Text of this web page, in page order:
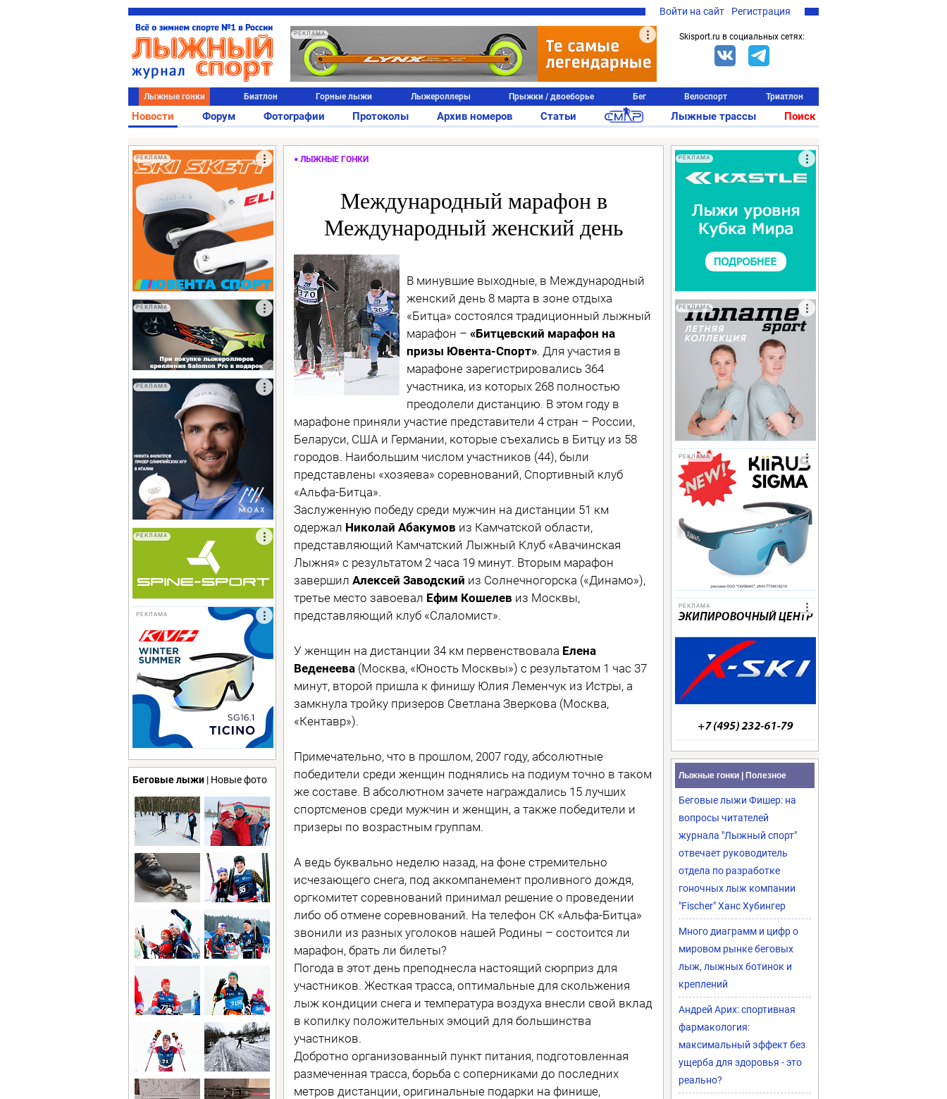
Войти на сайт Регистрация
РЕКЛАМА Skisport.ru в социальных сетях:
Лыжные гонки Биатлон Горные лыжи Лыжероллеры Прыжки / двоеборье Бег Велоспорт Триатлон
Новости Форум Фотографии Протоколы Архив номеров Статьи Лыжные трассы Поиск
РЕКЛАМА
РЕКЛАМА
РЕКЛАМА
РЕКЛАМА
РЕКЛАМА
Беговые лыжи | Новые фото
ЛЫЖНЫЕ ГОНКИ
Международный марафон в
Международный женский день
В минувшие выходные, в Международный
женский день 8 марта в зоне отдыха
«Битца» состоялся традиционный лыжный
марафон – «Битцевский марафон на
призы Ювента-Спорт». Для участия в
марафоне зарегистрировались 364
участника, из которых 268 полностью
преодолели дистанцию. В этом году в
марафоне приняли участие представители 4 стран – России,
Беларуси, США и Германии, которые съехались в Битцу из 58
городов. Наибольшим числом участников (44), были
представлены «хозяева» соревнований, Спортивный клуб
«Альфа-Битца».
Заслуженную победу среди мужчин на дистанции 51 км
одержал Николай Абакумов из Камчатской области,
представляющий Камчатский Лыжный Клуб «Авачинская
Лыжня» с результатом 2 часа 19 минут. Вторым марафон
завершил Алексей Заводский из Солнечногорска («Динамо»),
третье место завоевал Ефим Кошелев из Москвы,
представляющий клуб «Слаломист».
У женщин на дистанции 34 км первенствовала Елена
Веденеева (Москва, «Юность Москвы») с результатом 1 час 37
минут, второй пришла к финишу Юлия Леменчук из Истры, а
замкнула тройку призеров Светлана Зверкова (Москва,
«Кентавр»).
Примечательно, что в прошлом, 2007 году, абсолютные
победители среди женщин поднялись на подиум точно в таком
же составе. В абсолютном зачете награждались 15 лучших
спортсменов среди мужчин и женщин, а также победители и
призеры по возрастным группам.
А ведь буквально неделю назад, на фоне стремительно
исчезающего снега, под аккомпанемент проливного дождя,
оргкомитет соревнований принимал решение о проведении
либо об отмене соревнований. На телефон СК «Альфа-Битца»
звонили из разных уголоков нашей Родины – состоится ли
марафон, брать ли билеты?
Погода в этот день преподнесла настоящий сюрприз для
участников. Жесткая трасса, оптимальные для скольжения
лыж кондиции снега и температура воздуха внесли свой вклад
в копилку положительных эмоций для большинства
участников.
Добротно организованный пункт питания, подготовленная
размеченная трасса, борьба с соперниками до последних
метров дистанции, оригинальные подарки на финише,
РЕКЛАМА
РЕКЛАМА
РЕКЛАМА
РЕКЛАМА
Лыжные гонки | Полезное
Беговые лыжи Фишер: на
вопросы читателей
журнала "Лыжный спорт"
отвечает руководитель
отдела по разработке
гоночных лыж компании
"Fischer" Ханс Хубингер
Много диаграмм и цифр о
мировом рынке беговых
лыж, лыжных ботинок и
креплений
Андрей Арих: спортивная
фармакология:
максимальный эффект без
ущерба для здоровья - это
реально?